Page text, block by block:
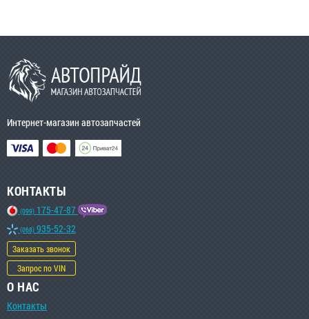
Интернет-магазин автозапчастей
КОНТАКТЫ
(099) 175-47-87
(068) 935-52-32
Заказать звонок
Запрос по VIN
О НАС
Контакты